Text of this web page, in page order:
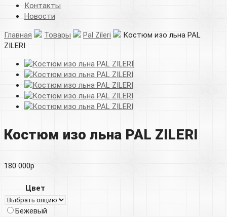
Контакты
Новости
Главная Товары Pal Zileri
Костюм изо льна PAL
ZILERI
Костюм изо льна PAL ZILERI
180 000р
Цвет
Бежевый